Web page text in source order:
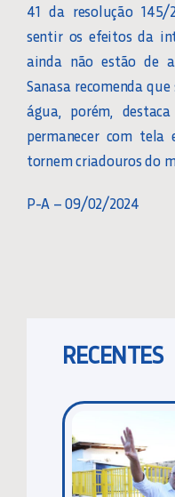
41 da resolução 145/
sentir os efeitos da
ainda não estão de
Sanasa recomenda
água, porém,
permanecer com
tornem criadouros do
P-A – 09/02/2024
RECENTES